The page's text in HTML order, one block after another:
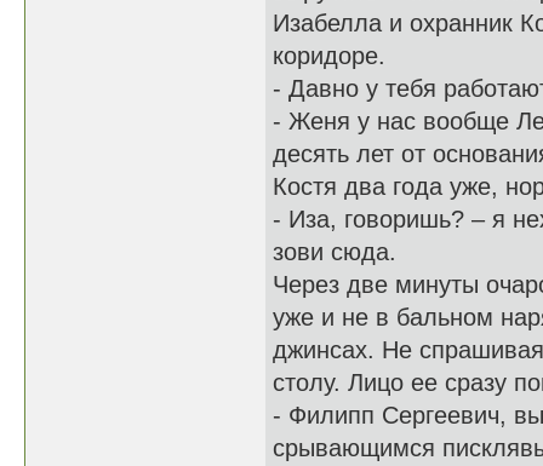
Изабелла и охранник
коридоре.
- Давно у тебя
- Женя у нас вообще
десять лет от
Костя два года уже,
- Иза, говоришь? – я
зови сюда.
Через две минуты
уже и не в бальном
джинсах. Не
столу. Лицо ее сразу
- Филипп Сергеевич,
срывающимся